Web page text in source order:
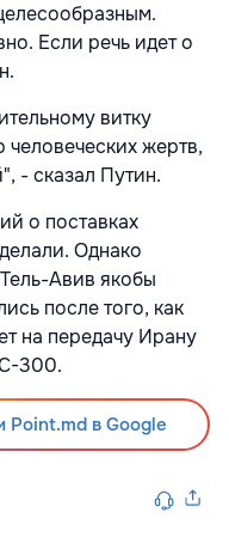
Если речь идет о
витку
жертв,
- сказал Путин.
о поставках
Однако
Авив якобы
после того, как
на передачу Ирану
300.
Point.md в Google